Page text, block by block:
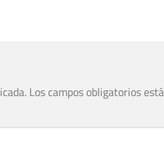
Los campos obligatorios